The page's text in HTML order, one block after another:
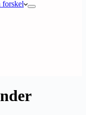
forskel